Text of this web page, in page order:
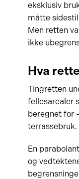
eksklusiv
måtte
Men retten
ikke
Hva
Tingretten
fellesarealer
beregnet for
terrassebruk.
En
og